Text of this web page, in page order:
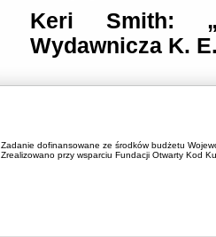
Keri Smith:
Wydawnicza K.
Zadanie dofinansowane ze środków budżetu
Zrealizowano przy wsparciu Fundacji Otwarty Kod